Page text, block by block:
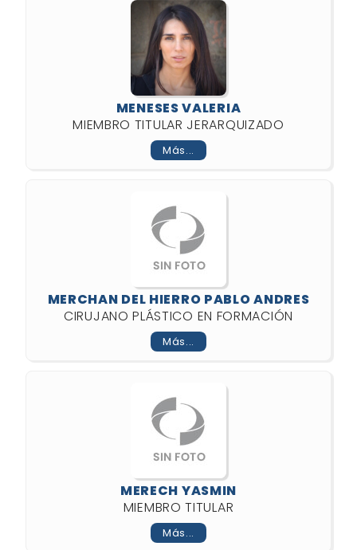
MENESES VALERIA
MIEMBRO TITULAR JERARQUIZADO
Más...
MERCHAN DEL HIERRO PABLO ANDRES
CIRUJANO PLÁSTICO EN FORMACIÓN
Más...
MERECH YASMIN
MIEMBRO TITULAR
Más...